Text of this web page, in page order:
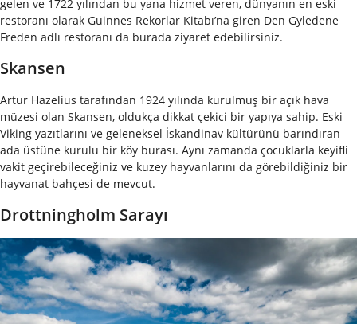
gelen ve 1722 yılından bu yana hizmet veren, dünyanın en eski
restoranı olarak Guinnes Rekorlar Kitabı’na giren Den Gyledene
Freden adlı restoranı da burada ziyaret edebilirsiniz.
Skansen
Artur Hazelius tarafından 1924 yılında kurulmuş bir açık hava
müzesi olan Skansen, oldukça dikkat çekici bir yapıya sahip. Eski
Viking yazıtlarını ve geleneksel İskandinav kültürünü barındıran
ada üstüne kurulu bir köy burası. Aynı zamanda çocuklarla keyifli
vakit geçirebileceğiniz ve kuzey hayvanlarını da görebildiğiniz bir
hayvanat bahçesi de mevcut.
Drottningholm Sarayı